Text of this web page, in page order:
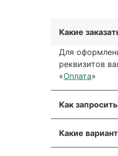
Какие
Для
реквизитов
«Оплата»
Как
обратной
Какие